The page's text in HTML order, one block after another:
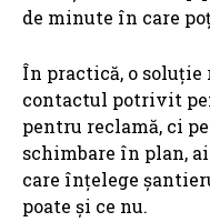
de minute în care
În practică, o soluție
contactul potrivit
pentru reclamă, ci
schimbare în plan,
care înțelege
poate și ce nu.